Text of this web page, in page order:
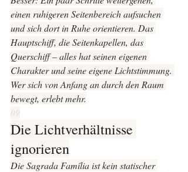
einen ruhigeren Seitenbereich aufsuchen
und sich dort in Ruhe orientieren. Das
Hauptschiff, die Seitenkapellen, das
Querschiff – alles hat seinen eigenen
Charakter und seine eigene Lichtstimmung.
Wer sich von Anfang an durch den Raum
bewegt, erlebt mehr.
09
Die Lichtverhältnisse
ignorieren
Die Sagrada Família ist kein statischer